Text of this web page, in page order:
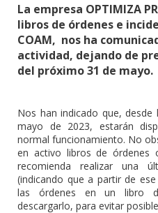
La empresa OPTIMIZA
libros de órdenes e
COAM, nos ha
actividad, dejando de
del próximo 31 de mayo.
Nos han indicado que,
mayo de 2023, estarán
normal funcionamiento. No
en activo libros de órdenes
recomienda realizar una
(indicando que a partir de
las órdenes en un libro
descargarlo, para evitar